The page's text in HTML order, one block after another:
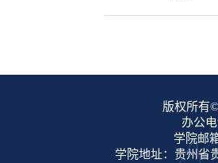
版权所有
办公
学院邮
学院地址：贵州省